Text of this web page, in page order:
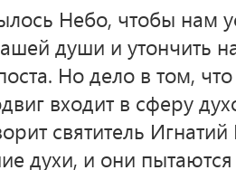
Небо, чтобы нам
души и утончить
Но дело в том,
входит в сферу
святитель
духи, и они